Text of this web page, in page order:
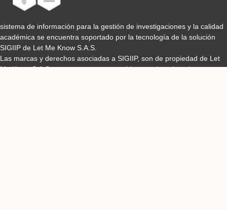
sistema de información para la gestión de investigaciones y la calidad
académica se encuentra soportado por la tecnología de la solución
SIGIIP de Let Me Know S.A.S.
Las marcas y derechos asociadas a SIGIIP, son de propiedad de Let
Me Know S.A.S y se encuentran protegidos por derechos de autor e